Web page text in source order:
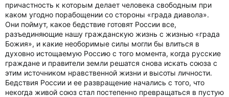
причастность к которым делает человека свободным при
каком угодно порабощении со стороны «града диавола».
Они поймут, какое бедствие готовят России все,
разъединяющие нашу гражданскую жизнь с жизнью «града
Божия», и какие необоримые силы могли бы влиться в
духовно истощаемую Россию с того момента, когда русские
граждане и правители земли решатся снова искать союза с
этим источником нравственной жизни и высоты личности.
Бедствия России и ее развращение начались с того, что
некогда живой союз стал постепенно превращаться в пустую